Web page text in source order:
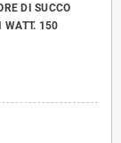
DI SUCCO
WATT. 150